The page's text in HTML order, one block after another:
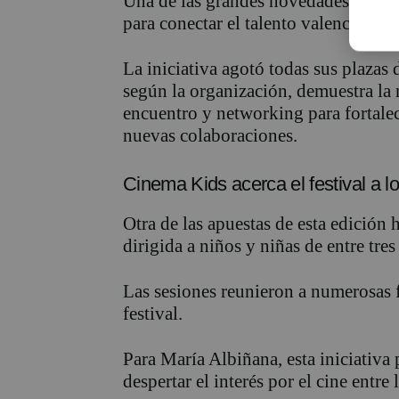
para conectar el talento valenciano
La iniciativa agotó todas sus plazas
según la organización, demuestra la
encuentro y networking para
nuevas colaboraciones.
Cinema Kids acerca el festival a
Otra de las apuestas de esta edición
dirigida a niños y niñas de entre
Las sesiones reunieron a
festival.
Para María Albiñana, esta iniciativa
despertar el interés por el cine entre